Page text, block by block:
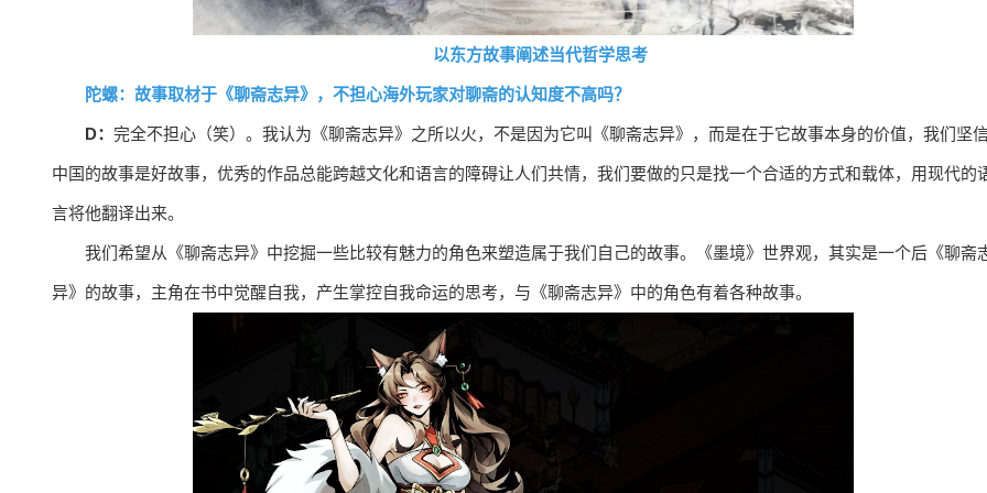
以东方故事阐述当代哲学思考
陀螺：故事取材于《聊斋志异》，不担心海外玩家对聊斋的认知度不高吗？
D： 完全不担心（笑）。我认为《聊斋志异》之所以火，不是因为它叫《聊斋志异》，而是在于它故事本身的价值，我们坚
中国的故事是好故事，优秀的作品总能跨越文化和语言的障碍让人们共情，我们要做的只是找一个合适的方式和载体，用现代的
言将他翻译出来。
我们希望从《聊斋志异》中挖掘一些比较有魅力的角色来塑造属于我们自己的故事。《墨境》世界观，其实是一个后《聊斋
异》的故事，主角在书中觉醒自我，产生掌控自我命运的思考，与《聊斋志异》中的角色有着各种故事。